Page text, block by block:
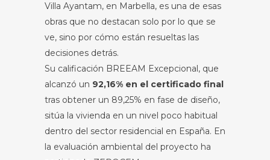
Villa Ayantam, en Marbella, es una de esas
obras que no destacan solo por lo que se
ve, sino por cómo están resueltas las
decisiones detrás.
Su calificación BREEAM Excepcional, que
alcanzó un 92,16% en el certificado final
tras obtener un 89,25% en fase de diseño,
sitúa la vivienda en un nivel poco habitual
dentro del sector residencial en España. En
la evaluación ambiental del proyecto ha